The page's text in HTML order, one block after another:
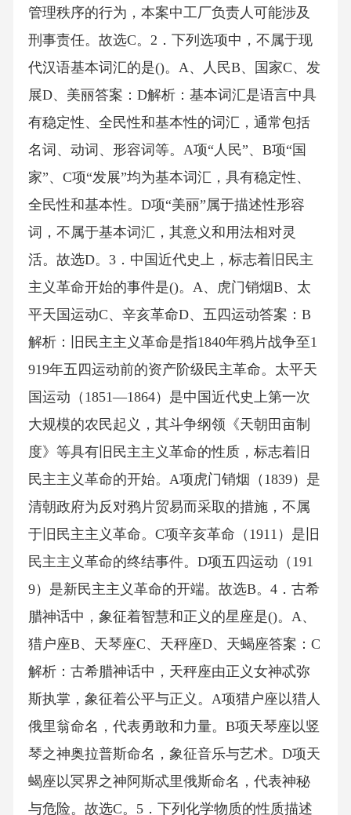
管理秩序的行为，本案中工厂负责人可能涉及
刑事责任。故选C。2．下列选项中，不属于现
代汉语基本词汇的是()。A、人民B、国家C、发
展D、美丽答案：D解析：基本词汇是语言中具
有稳定性、全民性和基本性的词汇，通常包括
名词、动词、形容词等。A项“人民”、B项“国
家”、C项“发展”均为基本词汇，具有稳定性、
全民性和基本性。D项“美丽”属于描述性形容
词，不属于基本词汇，其意义和用法相对灵
活。故选D。3．中国近代史上，标志着旧民主
主义革命开始的事件是()。A、虎门销烟B、太
平天国运动C、辛亥革命D、五四运动答案：B
解析：旧民主主义革命是指1840年鸦片战争至1
919年五四运动前的资产阶级民主革命。太平天
国运动（1851—1864）是中国近代史上第一次
大规模的农民起义，其斗争纲领《天朝田亩制
度》等具有旧民主主义革命的性质，标志着旧
民主主义革命的开始。A项虎门销烟（1839）是
清朝政府为反对鸦片贸易而采取的措施，不属
于旧民主主义革命。C项辛亥革命（1911）是旧
民主主义革命的终结事件。D项五四运动（191
9）是新民主主义革命的开端。故选B。4．古希
腊神话中，象征着智慧和正义的星座是()。A、
猎户座B、天琴座C、天秤座D、天蝎座答案：C
解析：古希腊神话中，天秤座由正义女神忒弥
斯执掌，象征着公平与正义。A项猎户座以猎人
俄里翁命名，代表勇敢和力量。B项天琴座以竖
琴之神奥拉普斯命名，象征音乐与艺术。D项天
蝎座以冥界之神阿斯忒里俄斯命名，代表神秘
与危险。故选C。5．下列化学物质的性质描述